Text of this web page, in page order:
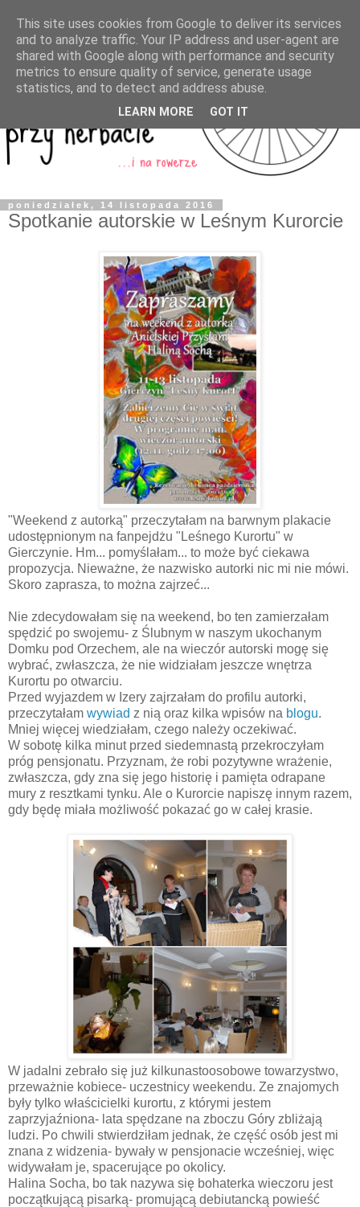
poniedziałek, 14 listopada 2016
Spotkanie autorskie w Leśnym Kurorcie
"Weekend z autorką" przeczytałam na barwnym plakacie
udostępnionym na fanpejdżu "Leśnego Kurortu" w
Gierczynie. Hm... pomyślałam... to może być ciekawa
propozycja. Nieważne, że nazwisko autorki nic mi nie mówi.
Skoro zaprasza, to można zajrzeć...
Nie zdecydowałam się na weekend, bo ten zamierzałam
spędzić po swojemu- z Ślubnym w naszym ukochanym
Domku pod Orzechem, ale na wieczór autorski mogę się
wybrać, zwłaszcza, że nie widziałam jeszcze wnętrza
Kurortu po otwarciu.
Przed wyjazdem w Izery zajrzałam do profilu autorki,
przeczytałam wywiad z nią oraz kilka wpisów na blogu.
Mniej więcej wiedziałam, czego należy oczekiwać.
W sobotę kilka minut przed siedemnastą przekroczyłam
próg pensjonatu. Przyznam, że robi pozytywne wrażenie,
zwłaszcza, gdy zna się jego historię i pamięta odrapane
mury z resztkami tynku. Ale o Kurorcie napiszę innym razem,
gdy będę miała możliwość pokazać go w całej krasie.
W jadalni zebrało się już kilkunastoosobowe towarzystwo,
przeważnie kobiece- uczestnicy weekendu. Ze znajomych
były tylko właścicielki kurortu, z którymi jestem
zaprzyjaźniona- lata spędzane na zboczu Góry zbliżają
ludzi. Po chwili stwierdziłam jednak, że część osób jest mi
znana z widzenia- bywały w pensjonacie wcześniej, więc
widywałam je, spacerujące po okolicy.
Halina Socha, bo tak nazywa się bohaterka wieczoru jest
początkującą pisarką- promującą debiutancką powieść
This site uses cookies from Google to deliver its services
and to analyze traffic. Your IP address and user-agent are
shared with Google along with performance and security
metrics to ensure quality of service, generate usage
statistics, and to detect and address abuse.
LEARN MORE GOT IT